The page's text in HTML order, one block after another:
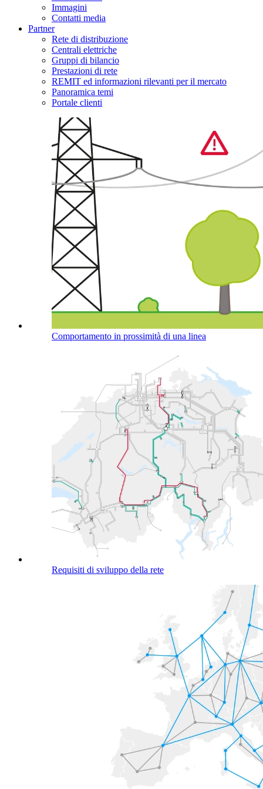
Immagini
Contatti media
Partner
Rete di distribuzione
Centrali elettriche
Gruppi di bilancio
Prestazioni di rete
REMIT ed informazioni rilevanti per il mercato
Panoramica temi
Portale clienti
Comportamento in prossimità di una linea
Requisiti di sviluppo della rete